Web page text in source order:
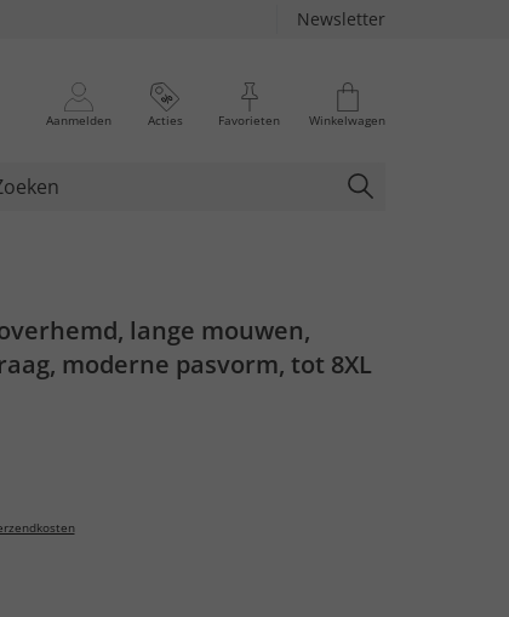
Newsletter
Aanmelden Acties Favorieten Winkelwagen
lange mouwen,
moderne pasvorm, tot 8XL